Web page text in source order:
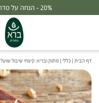
דף הבית | כללי | מתוק ובריא: קינוחי שיבול שועל